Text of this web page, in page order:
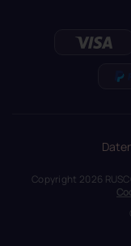
Copyright 2026